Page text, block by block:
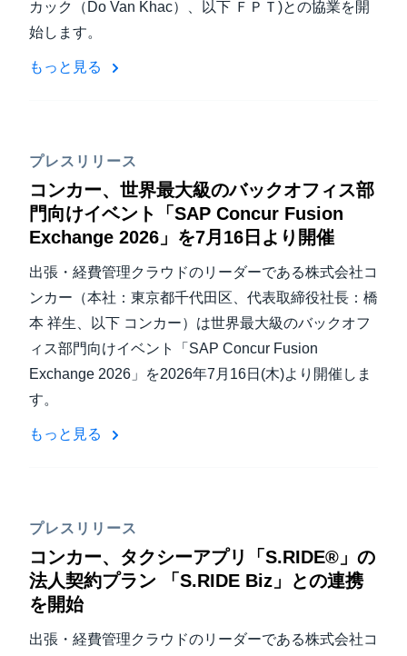
カック（Do Van Khac）、以下 ＦＰＴ)との協業を開
始します。
もっと見る
プレスリリース
コンカー、世界最大級のバックオフィス部
門向けイベント「SAP Concur Fusion
Exchange 2026」を7月16日より開催
出張・経費管理クラウドのリーダーである株式会社コ
ンカー（本社：東京都千代田区、代表取締役社長：橋
本 祥生、以下 コンカー）は世界最大級のバックオフ
ィス部門向けイベント「SAP Concur Fusion
Exchange 2026」を2026年7月16日(木)より開催しま
す。
もっと見る
プレスリリース
コンカー、タクシーアプリ「S.RIDE®」の
法人契約プラン 「S.RIDE Biz」との連携
を開始
出張・経費管理クラウドのリーダーである株式会社コ